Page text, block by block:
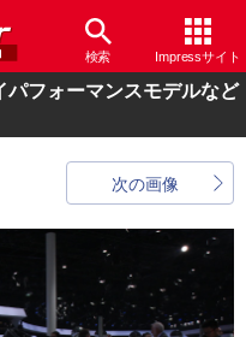
検索 Impressサイト
フォーマンスモデルなど
次の画像